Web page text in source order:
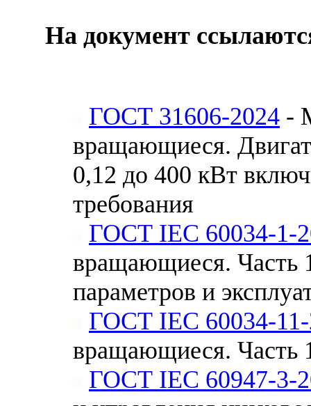
На документ
ГОСТ 31606-2024 -
вращающиеся.
0,12 до 400 кВт
требования
ГОСТ IEC 60034-1-
вращающиеся. Часть
параметров и
ГОСТ IEC 60034-
вращающиеся. Часть
ГОСТ IEC 60947-3-